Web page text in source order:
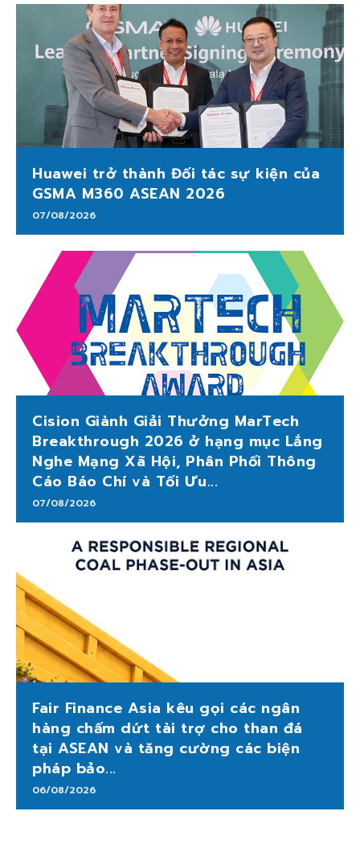
Huawei trở thành Đối tác sự kiện của
GSMA M360 ASEAN 2026
07/08/2026
Cision Giành Giải Thưởng MarTech
Breakthrough 2026 ở hạng mục Lắng
Nghe Mạng Xã Hội, Phân Phối Thông
Cáo Báo Chí và Tối Ưu...
07/08/2026
Fair Finance Asia kêu gọi các ngân
hàng chấm dứt tài trợ cho than đá
tại ASEAN và tăng cường các biện
pháp bảo...
06/08/2026